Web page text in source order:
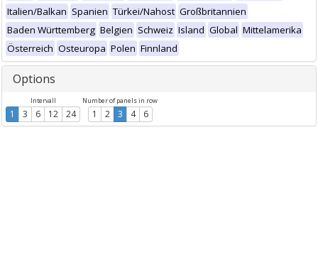
Italien/Balkan Spanien Türkei/Nahost Großbritannien
Baden Württemberg Belgien Schweiz Island Global Mittelamerika
Österreich Osteuropa Polen Finnland
Options
Intervall
1 3 6 12 24
Number of panels in row
1 2 3 4 6